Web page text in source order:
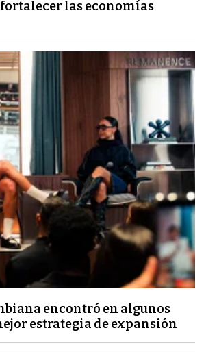
las economías
encontró en algunos
estrategia de expansión